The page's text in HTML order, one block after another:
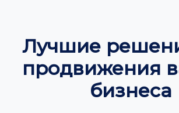
Лучшие
продвижения
бизнеса